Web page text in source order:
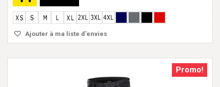
Ajouter à ma liste d'envies
Promo!